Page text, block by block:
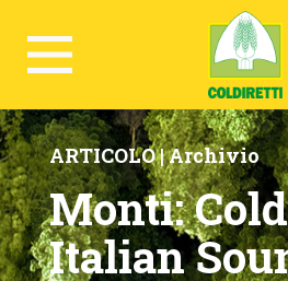
Ricerca avanzata
ARTICOLO |Archivio
Monti:
Italian